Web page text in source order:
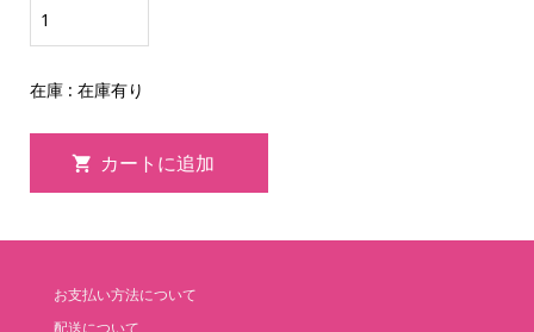
在庫 : 在庫有り
お支払い方法について
配送について